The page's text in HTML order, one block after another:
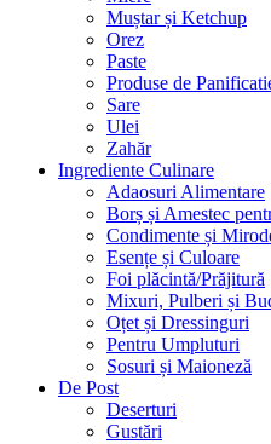
Muștar și Ketchup
Orez
Paste
Produse de
Sare
Ulei
Zahăr
Ingrediente Culinare
Adaosuri Alimentare
Borș și Amestec
Condimente și
Esențe și Culoare
Foi plăcintă/Prăjitură
Mixuri, Pulberi și
Oțet și Dressinguri
Pentru Umpluturi
Sosuri și Maioneză
De Post
Deserturi
Gustări